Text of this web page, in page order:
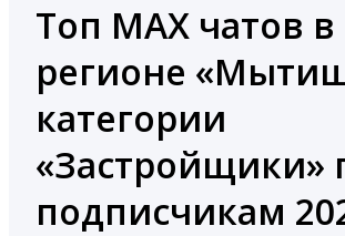
Топ MAX чатов в
регионе
категории
«Застройщики»
подписчикам